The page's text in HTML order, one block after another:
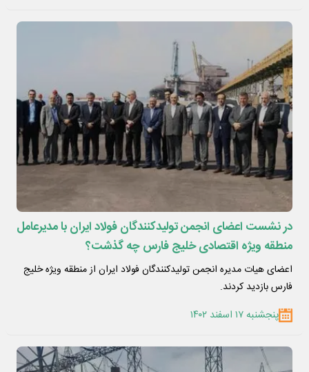
در نشست اعضای انجمن تولیدکنندگان فولاد ایران با مدیرعامل
منطقه ویژه اقتصادی خلیج فارس چه گذشت؟
اعضای هیات مدیره انجمن تولیدکنندگان فولاد ایران از منطقه ویژه خلیج
فارس بازدید کردند.
پنجشنبه ۱۷ اسفند ۱۴۰۲